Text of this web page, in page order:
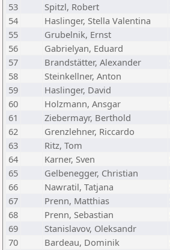
53
Spitzl, Robert
54
Haslinger, Stella Valentina
55
Grubelnik, Ernst
56
Gabrielyan, Eduard
57
Brandstätter, Alexander
58
Steinkellner, Anton
59
Haslinger, David
60
Holzmann, Ansgar
61
Ziebermayr, Berthold
62
Grenzlehner, Riccardo
63
Ritz, Tom
64
Karner, Sven
65
Gelbenegger, Christian
66
Nawratil, Tatjana
67
Prenn, Matthias
68
Prenn, Sebastian
69
Stanislavov, Oleksandr
70
Bardeau, Dominik